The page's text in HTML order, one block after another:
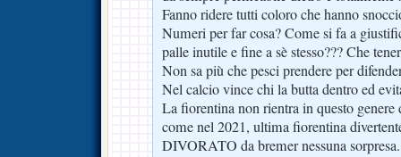
Fanno ridere tutti coloro che hanno
Numeri per far cosa? Come si fa a
palle inutile e fine a sè stesso??? Che
Non sa più che pesci prendere per
Nel calcio vince chi la butta dentro ed
La fiorentina non rientra in questo
come nel 2021, ultima fiorentina
DIVORATO da bremer nessuna